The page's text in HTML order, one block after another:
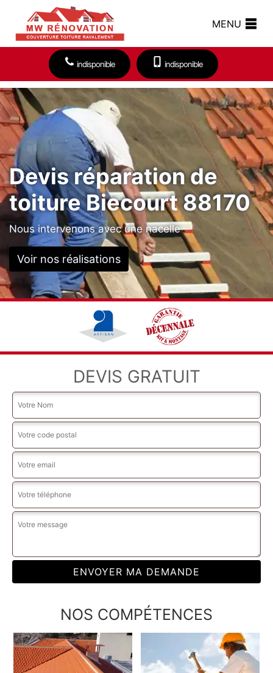
MENU
indisponible indisponible
Devis réparation de
toiture Biecourt 88170
Nous intervenons avec une nacelle
Voir nos réalisations
DEVIS GRATUIT
NOS COMPÉTENCES